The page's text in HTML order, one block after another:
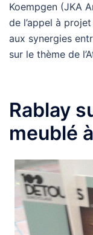
Koempgen (JKA
de l’appel à
aux synergies
sur le thème de
Rablay
meublé